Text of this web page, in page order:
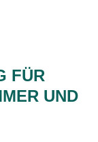
FÜR
UND